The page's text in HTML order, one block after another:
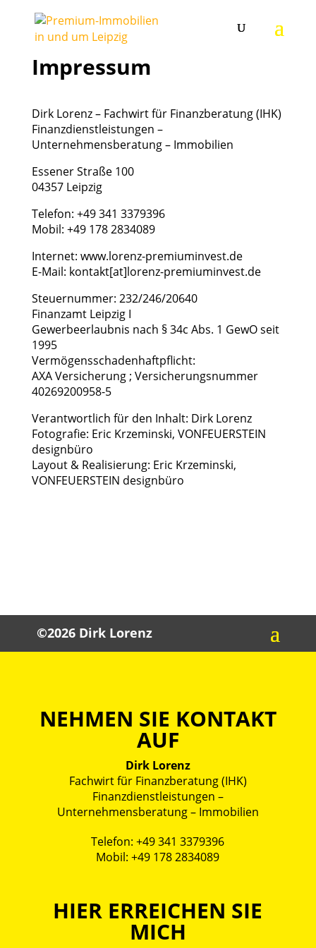
Impressum
Dirk Lorenz – Fachwirt für Finanzberatung (IHK)
Finanzdienstleistungen –
Unternehmensberatung – Immobilien
Essener Straße 100
04357 Leipzig
Telefon: +49 341 3379396
Mobil: +49 178 2834089
Internet: www.lorenz-premiuminvest.de
E-Mail: kontakt[at]lorenz-premiuminvest.de
Steuernummer: 232/246/20640
Finanzamt Leipzig I
Gewerbeerlaubnis nach § 34c Abs. 1 GewO seit
1995
Vermögensschadenhaftpflicht:
AXA Versicherung ; Versicherungsnummer
40269200958-5
Verantwortlich für den Inhalt: Dirk Lorenz
Fotografie: Eric Krzeminski, VONFEUERSTEIN
designbüro
Layout & Realisierung: Eric Krzeminski,
VONFEUERSTEIN designbüro
©2026 Dirk Lorenz
NEHMEN SIE KONTAKT
AUF
Dirk Lorenz
Fachwirt für Finanzberatung (IHK)
Finanzdienstleistungen –
Unternehmensberatung – Immobilien
Telefon: +49 341 3379396
Mobil: +49 178 2834089
HIER ERREICHEN SIE
MICH